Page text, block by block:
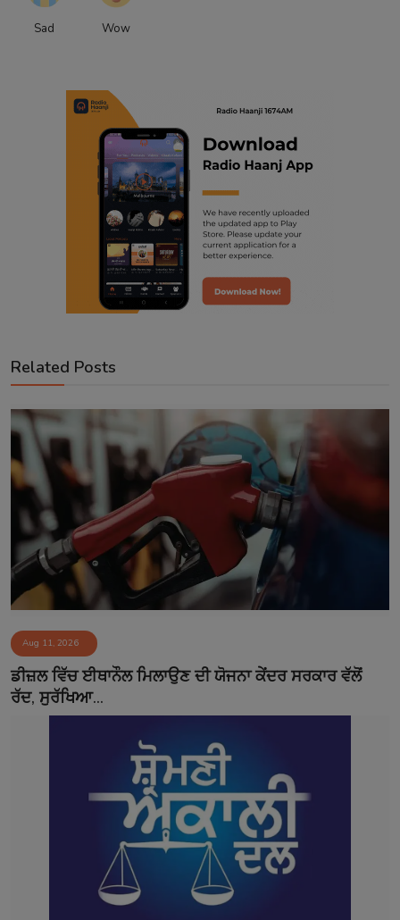
Sad Wow
Related Posts
Aug 11, 2026
ਡੀਜ਼ਲ ਵਿੱਚ ਈਥਾਨੌਲ ਮਿਲਾਉਣ ਦੀ ਯੋਜਨਾ ਕੇਂਦਰ ਸਰਕਾਰ ਵੱਲੋਂ
ਰੱਦ, ਸੁਰੱਖਿਆ...